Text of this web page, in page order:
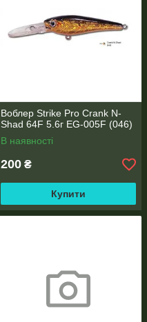
Воблер Strike Pro Crank N-
Shad 64F 5.6г EG-005F (046)
В наявності
200 ₴
Купити